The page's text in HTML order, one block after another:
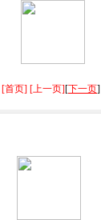
[首页] [上一页][下一页